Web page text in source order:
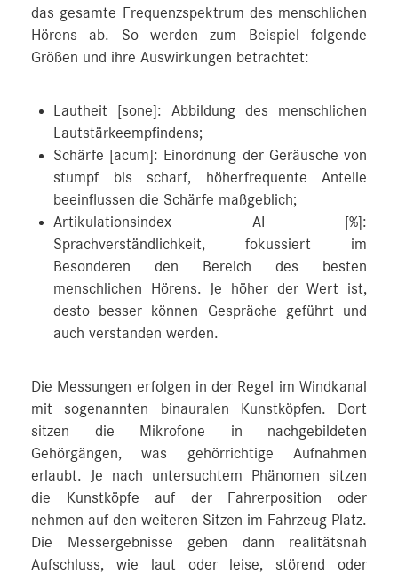
das gesamte Frequenzspektrum des menschlichen
Hörens ab. So werden zum Beispiel folgende
Größen und ihre Auswirkungen betrachtet:
Lautheit [sone]: Abbildung des menschlichen
Lautstärkeempfindens;
Schärfe [acum]: Einordnung der Geräusche von
stumpf bis scharf, höherfrequente Anteile
beeinflussen die Schärfe maßgeblich;
Artikulationsindex AI [%]:
Sprachverständlichkeit, fokussiert im
Besonderen den Bereich des besten
menschlichen Hörens. Je höher der Wert ist,
desto besser können Gespräche geführt und
auch verstanden werden.
Die Messungen erfolgen in der Regel im Windkanal
mit sogenannten binauralen Kunstköpfen. Dort
sitzen die Mikrofone in nachgebildeten
Gehörgängen, was gehörrichtige Aufnahmen
erlaubt. Je nach untersuchtem Phänomen sitzen
die Kunstköpfe auf der Fahrerposition oder
nehmen auf den weiteren Sitzen im Fahrzeug Platz.
Die Messergebnisse geben dann realitätsnah
Aufschluss, wie laut oder leise, störend oder